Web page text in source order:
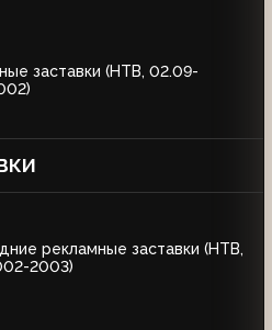
заставки (НТВ, 02.09-
рекламные заставки (НТВ,
2003)